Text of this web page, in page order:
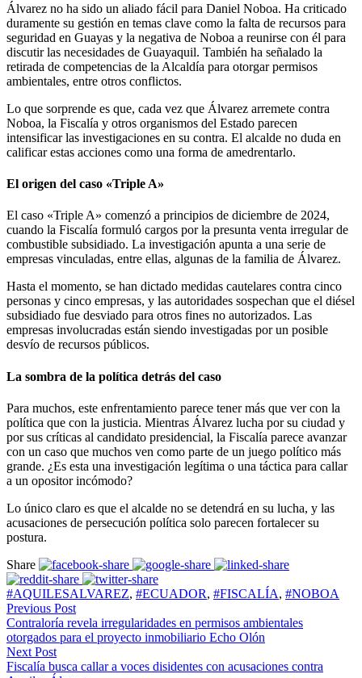
Álvarez no ha sido un aliado fácil para Daniel Noboa. Ha criticado
duramente su gestión en temas clave como la falta de recursos para
seguridad en Guayas y la negativa de Noboa a reunirse con él para
discutir las necesidades de Guayaquil. También ha señalado la
retirada de competencias de la Alcaldía para otorgar permisos
ambientales, entre otros conflictos.
Lo que sorprende es que, cada vez que Álvarez arremete contra
Noboa, la Fiscalía y otros organismos del Estado parecen
intensificar las investigaciones en su contra. El alcalde no duda en
calificar estas acciones como una forma de amedrentarlo.
El origen del caso «Triple A»
El caso «Triple A» comenzó a principios de diciembre de 2024,
cuando la Fiscalía formuló cargos por la presunta venta irregular de
combustible subsidiado. La investigación apunta a una serie de
empresas vinculadas, entre ellas, algunas de la familia de Álvarez.
Hasta el momento, se han dictado medidas cautelares contra cinco
personas y cinco empresas, y las autoridades sospechan que el diésel
subsidiado fue desviado para otros fines no autorizados. Las
empresas involucradas están siendo investigadas por un posible
desvío de recursos públicos.
La sombra de la política detrás del caso
Para muchos, este enfrentamiento parece tener más que ver con la
política que con la justicia. Mientras Álvarez lucha por su ciudad y
por sus críticas al candidato presidencial, la Fiscalía parece avanzar
con un caso que muchos ven como parte de un juego político más
grande. ¿Es esta una investigación legítima o una táctica para callar
a un opositor incómodo?
Lo único claro es que el alcalde no se detendrá en su lucha, y las
acusaciones de persecución política solo parecen fortalecer su
postura.
Share
#AQUILESALVAREZ, #ECUADOR, #FISCALÍA, #NOBOA
Previous Post
Contraloría revela irregularidades en permisos ambientales
otorgados para el proyecto inmobiliario Echo Olón
Next Post
Fiscalía busca callar a voces disidentes con acusaciones contra